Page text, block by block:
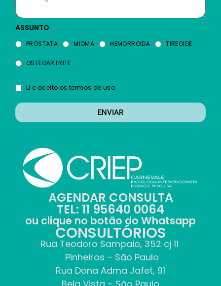
ASSUNTO
PRÓSTATA MIOMA HEMORROIDA TIREOIDE
OSTEOARTRITE
Li e aceito os termos de uso
ENVIAR
AGENDAR CONSULTA
TEL: 11 95640 0064
ou clique no botão do Whatsapp
CONSULTÓRIOS
Rua Teodoro Sampaio, 352 cj 11
Pinheiros – São Paulo
Rua Dona Adma Jafet, 91